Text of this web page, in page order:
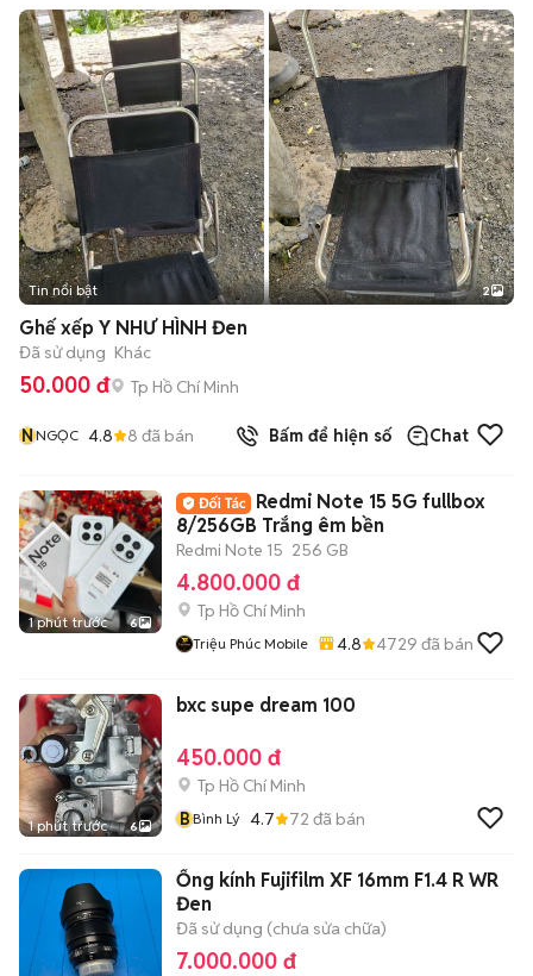
Tin nổi bật 2
Ghế xếp Y NHƯ HÌNH Đen
Đã sử dụng Khác
50.000 đ Tp Hồ Chí Minh
NNGỌC 4.8 8 đã bán Bấm để hiện số Chat
1 phút trước 6
Redmi Note 15 5G fullbox
8/256GB Trắng êm bền
Redmi Note 15 256 GB
4.800.000 đ
Tp Hồ Chí Minh
Triệu Phúc Mobile 4.8 4729 đã bán
1 phút trước 6
bxc supe dream 100
450.000 đ
Tp Hồ Chí Minh
BBình Lý 4.7 72 đã bán
Ống kính Fujifilm XF 16mm F1.4 R WR
Đen
Đã sử dụng (chưa sửa chữa)
7.000.000 đ